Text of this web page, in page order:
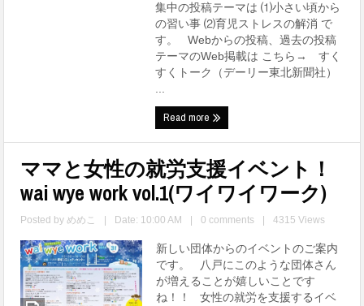
集中の投稿テーマは ⑴小さい頃から
の習い事 ⑵育児ストレスの解消 で
す。 Webからの投稿、過去の投稿
テーマのWeb掲載は こちら→ すく
すくトーク（デーリー東北新聞社）
...
Read more
ママと女性の就労支援イベント！
wai wye work vol.1(ワイワイワーク)
Posted byめめこ Date: 10:00 AM 0 comments 4315 Views
新しい団体からのイベントのご案内
です。 八戸にこのような団体さん
が増えることが嬉しいことです
ね！！ 女性の就労を支援するイベ